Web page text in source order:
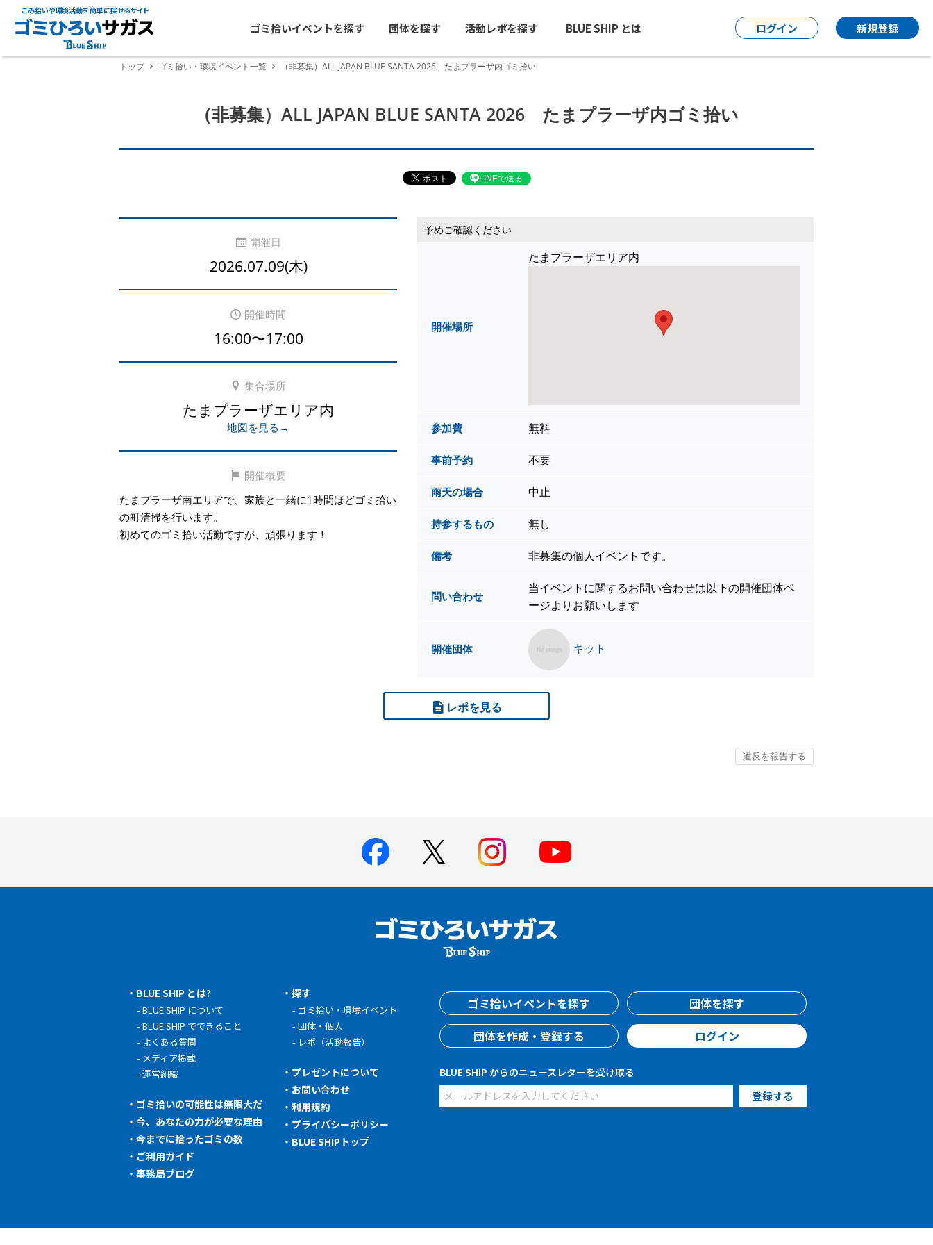
ごみ拾いや環境活動を簡単に探せるサイト
ゴミ拾いイベントを探す 団体を探す 活動レポを探す BLUE SHIP とは ログイン 新規登録
トップ ゴミ拾い・環境イベント一覧 （非募集）ALL JAPAN BLUE SANTA 2026 たまプラーザ内ゴミ拾い
（非募集）ALL JAPAN BLUE SANTA 2026 たまプラーザ内ゴミ拾い
LINEで送る
開催日
2026.07.09(木)
開催時間
16:00〜17:00
集合場所
たまプラーザエリア内
地図を見る→
開催概要
たまプラーザ南エリアで、家族と一緒に1時間ほどゴミ拾い
の町清掃を行います。
初めてのゴミ拾い活動ですが、頑張ります！
予めご確認ください
開催場所
たまプラーザエリア内
参加費 無料
事前予約 不要
雨天の場合 中止
持参するもの 無し
備考 非募集の個人イベントです。
問い合わせ
当イベントに関するお問い合わせは以下の開催団体ペ
ージよりお願いします
開催団体 キット
レポを見る
BLUE SHIP とは?
BLUE SHIP について
BLUE SHIP でできること
よくある質問
メディア掲載
運営組織
ゴミ拾いの可能性は無限大だ
今、あなたの力が必要な理由
今までに拾ったゴミの数
ご利用ガイド
事務局ブログ
探す
ゴミ拾い・環境イベント
団体・個人
レポ（活動報告）
プレゼントについて
お問い合わせ
利用規約
プライバシーポリシー
BLUE SHIPトップ
ゴミ拾いイベントを探す
団体を探す
団体を作成・登録する
ログイン
BLUE SHIP からのニュースレターを受け取る